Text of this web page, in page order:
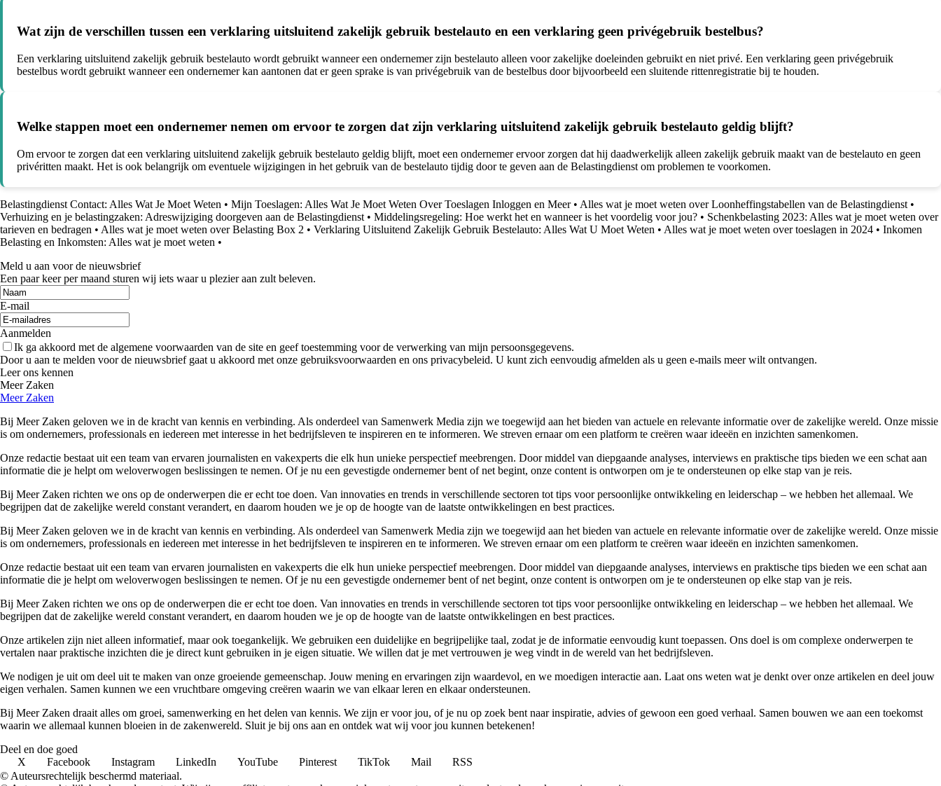
Wat zijn de verschillen tussen een verklaring uitsluitend zakelijk gebruik bestelauto en een verklaring geen privégebruik bestelbus?
Een verklaring uitsluitend zakelijk gebruik bestelauto wordt gebruikt wanneer een ondernemer zijn bestelauto alleen voor zakelijke doeleinden gebruikt en niet privé. Een verklaring geen privégebruik
bestelbus wordt gebruikt wanneer een ondernemer kan aantonen dat er geen sprake is van privégebruik van de bestelbus door bijvoorbeeld een sluitende rittenregistratie bij te houden.
Welke stappen moet een ondernemer nemen om ervoor te zorgen dat zijn verklaring uitsluitend zakelijk gebruik bestelauto geldig blijft?
Om ervoor te zorgen dat een verklaring uitsluitend zakelijk gebruik bestelauto geldig blijft, moet een ondernemer ervoor zorgen dat hij daadwerkelijk alleen zakelijk gebruik maakt van de bestelauto en geen
privéritten maakt. Het is ook belangrijk om eventuele wijzigingen in het gebruik van de bestelauto tijdig door te geven aan de Belastingdienst om problemen te voorkomen.
Belastingdienst Contact: Alles Wat Je Moet Weten • Mijn Toeslagen: Alles Wat Je Moet Weten Over Toeslagen Inloggen en Meer• Alles wat je moet weten over Loonheffingstabellen van de Belastingdienst •
Verhuizing en je belastingzaken: Adreswijziging doorgeven aan de Belastingdienst • Middelingsregeling: Hoe werkt het en wanneer is het voordelig voor jou? • Schenkbelasting 2023: Alles wat je moet weten over
tarieven en bedragen • Alles wat je moet weten over Belasting Box 2 • Verklaring Uitsluitend Zakelijk Gebruik Bestelauto: Alles Wat U Moet Weten • Alles wat je moet weten over toeslagen in 2024 • Inkomen
Belasting en Inkomsten: Alles wat je moet weten •
Meld u aan voor de nieuwsbrief
Een paar keer per maand sturen wij iets waar u plezier aan zult beleven.
E-mail
Aanmelden
Ik ga akkoord met de algemene voorwaarden van de site en geef toestemming voor de verwerking van mijn persoonsgegevens.
Door u aan te melden voor de nieuwsbrief gaat u akkoord met onze gebruiksvoorwaarden en ons privacybeleid. U kunt zich eenvoudig afmelden als u geen e-mails meer wilt ontvangen.
Leer ons kennen
Meer Zaken
Meer Zaken
Bij Meer Zaken geloven we in de kracht van kennis en verbinding. Als onderdeel van Samenwerk Media zijn we toegewijd aan het bieden van actuele en relevante informatie over de zakelijke wereld. Onze missie
is om ondernemers, professionals en iedereen met interesse in het bedrijfsleven te inspireren en te informeren. We streven ernaar om een platform te creëren waar ideeën en inzichten samenkomen.
Onze redactie bestaat uit een team van ervaren journalisten en vakexperts die elk hun unieke perspectief meebrengen. Door middel van diepgaande analyses, interviews en praktische tips bieden we een schat aan
informatie die je helpt om weloverwogen beslissingen te nemen. Of je nu een gevestigde ondernemer bent of net begint, onze content is ontworpen om je te ondersteunen op elke stap van je reis.
Bij Meer Zaken richten we ons op de onderwerpen die er echt toe doen. Van innovaties en trends in verschillende sectoren tot tips voor persoonlijke ontwikkeling en leiderschap – we hebben het allemaal. We
begrijpen dat de zakelijke wereld constant verandert, en daarom houden we je op de hoogte van de laatste ontwikkelingen en best practices.
Bij Meer Zaken geloven we in de kracht van kennis en verbinding. Als onderdeel van Samenwerk Media zijn we toegewijd aan het bieden van actuele en relevante informatie over de zakelijke wereld. Onze missie
is om ondernemers, professionals en iedereen met interesse in het bedrijfsleven te inspireren en te informeren. We streven ernaar om een platform te creëren waar ideeën en inzichten samenkomen.
Onze redactie bestaat uit een team van ervaren journalisten en vakexperts die elk hun unieke perspectief meebrengen. Door middel van diepgaande analyses, interviews en praktische tips bieden we een schat aan
informatie die je helpt om weloverwogen beslissingen te nemen. Of je nu een gevestigde ondernemer bent of net begint, onze content is ontworpen om je te ondersteunen op elke stap van je reis.
Bij Meer Zaken richten we ons op de onderwerpen die er echt toe doen. Van innovaties en trends in verschillende sectoren tot tips voor persoonlijke ontwikkeling en leiderschap – we hebben het allemaal. We
begrijpen dat de zakelijke wereld constant verandert, en daarom houden we je op de hoogte van de laatste ontwikkelingen en best practices.
Onze artikelen zijn niet alleen informatief, maar ook toegankelijk. We gebruiken een duidelijke en begrijpelijke taal, zodat je de informatie eenvoudig kunt toepassen. Ons doel is om complexe onderwerpen te
vertalen naar praktische inzichten die je direct kunt gebruiken in je eigen situatie. We willen dat je met vertrouwen je weg vindt in de wereld van het bedrijfsleven.
We nodigen je uit om deel uit te maken van onze groeiende gemeenschap. Jouw mening en ervaringen zijn waardevol, en we moedigen interactie aan. Laat ons weten wat je denkt over onze artikelen en deel jouw
eigen verhalen. Samen kunnen we een vruchtbare omgeving creëren waarin we van elkaar leren en elkaar ondersteunen.
Bij Meer Zaken draait alles om groei, samenwerking en het delen van kennis. We zijn er voor jou, of je nu op zoek bent naar inspiratie, advies of gewoon een goed verhaal. Samen bouwen we aan een toekomst
waarin we allemaal kunnen bloeien in de zakenwereld. Sluit je bij ons aan en ontdek wat wij voor jou kunnen betekenen!
Deel en doe goed
X
Facebook Instagram LinkedIn YouTube Pinterest TikTok Mail
RSS
© Auteursrechtelijk beschermd materiaal.